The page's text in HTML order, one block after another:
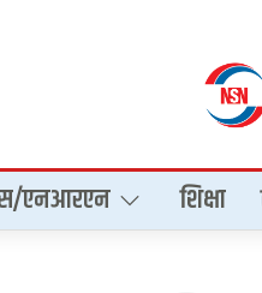
एनआरएन शिक्षा